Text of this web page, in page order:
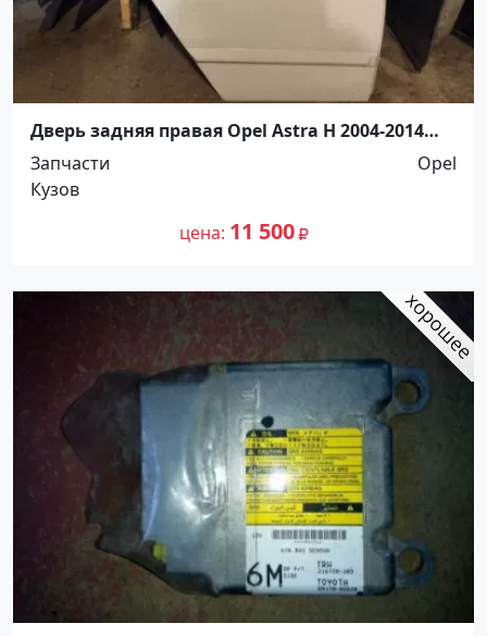
Дверь задняя правая Opel Astra H 2004-2014
Краснодар
Запчасти
Opel
Кузов
цена 11 500